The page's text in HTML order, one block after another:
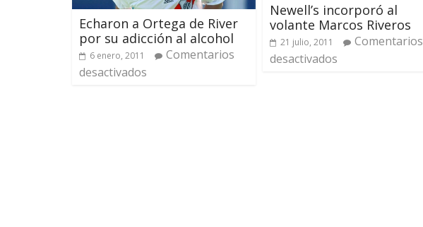
Echaron a Ortega de River
por su adicción al alcohol
6 enero, 2011
Comentarios
desactivados
Newell’s incorporó al
volante Marcos Riveros
21 julio, 2011
Comentarios
desactivados